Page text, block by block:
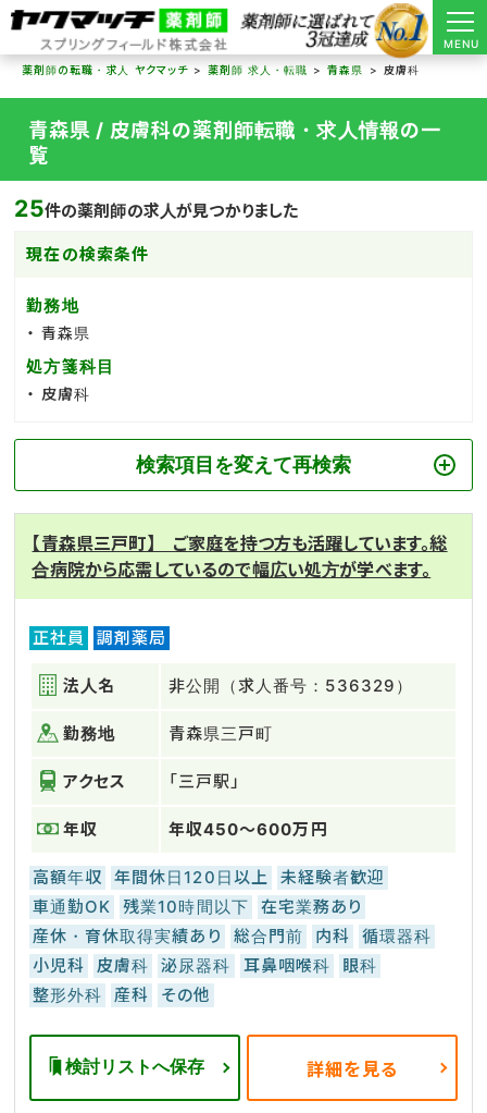
MENU
薬剤師の転職・求人 ヤクマッチ
薬剤師 求人・転職 青森県 皮膚科
青森県 / 皮膚科の薬剤師転職・求人情報の一
覧
25件の薬剤師の求人が見つかりました
現在の検索条件
勤務地
青森県
処方箋科目
皮膚科
検索項目を変えて再検索
【青森県三戸町】 ご家庭を持つ方も活躍しています。総
合病院から応需しているので幅広い処方が学べます。
正社員 調剤薬局
法人名 非公開（求人番号：536329）
勤務地 青森県三戸町
アクセス 「三戸駅」
年収 年収450～600万円
高額年収 年間休日120日以上
未経験者歓迎
車通勤OK
残業10時間以下
在宅業務あり
産休・育休取得実績あり
総合門前 内科
循環器科
小児科
皮膚科 泌尿器科 耳鼻咽喉科
眼科
整形外科
産科 その他
検討リストへ保存 詳細を見る